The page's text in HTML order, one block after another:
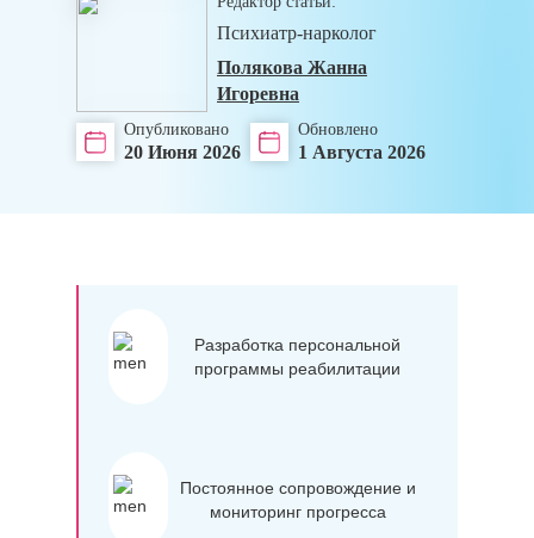
Психиатр-нарколог
Полякова Жанна
Игоревна
Опубликовано
20 Июня 2026
Обновлено
1 Августа 2026
Разработка персональной
программы реабилитации
Постоянное сопровождение и
мониторинг прогресса